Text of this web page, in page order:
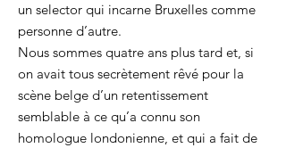
un selector qui incarne Bruxelles comme
personne d’autre.
Nous sommes quatre ans plus tard et, si
on avait tous secrètement rêvé pour la
scène belge d’un retentissement
semblable à ce qu’a connu son
homologue londonienne, et qui a fait de